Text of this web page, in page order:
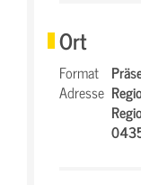
Ort
Format
Adresse